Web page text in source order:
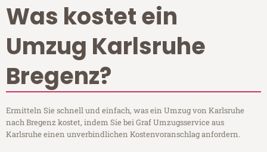
Was kostet ein
Umzug Karlsruhe
Bregenz?
Ermitteln Sie schnell und einfach, was ein Umzug von Karlsruhe
nach Bregenz kostet, indem Sie bei Graf Umzugsservice aus
Karlsruhe einen unverbindlichen Kostenvoranschlag anfordern.